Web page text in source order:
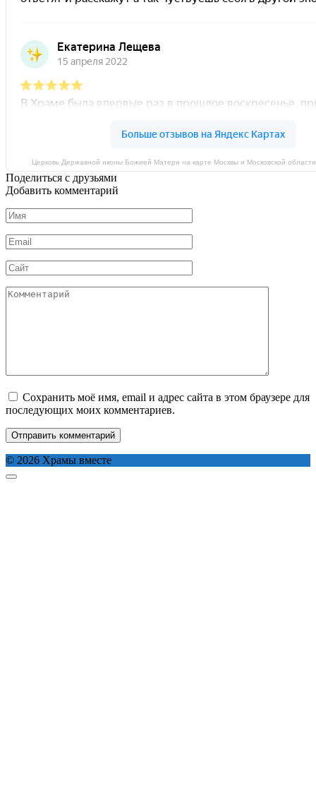
Церковь Державной иконы Божией Матери на карте Москвы и Московской
Поделиться с друзьями
Добавить комментарий
Имя
*
Email
*
Сайт
Комментарий
Сохранить моё имя, email и адрес сайта в этом браузере для
последующих моих комментариев.
© 2026 Храмы вместе